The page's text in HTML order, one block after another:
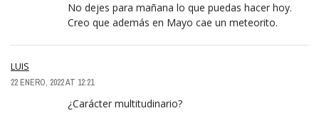
No dejes para mañana lo que puedas hacer hoy.
Creo que además en Mayo cae un meteorito.
LUIS
22 ENERO, 2022 AT 12:21
¿Carácter multitudinario?